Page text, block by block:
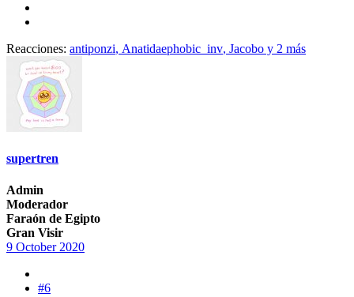
Reacciones: antiponzi, Anatidaephobic_inv, Jacobo y 2 más
supertren
Admin
Moderador
Faraón de Egipto
Gran Visir
9 October 2020
#6